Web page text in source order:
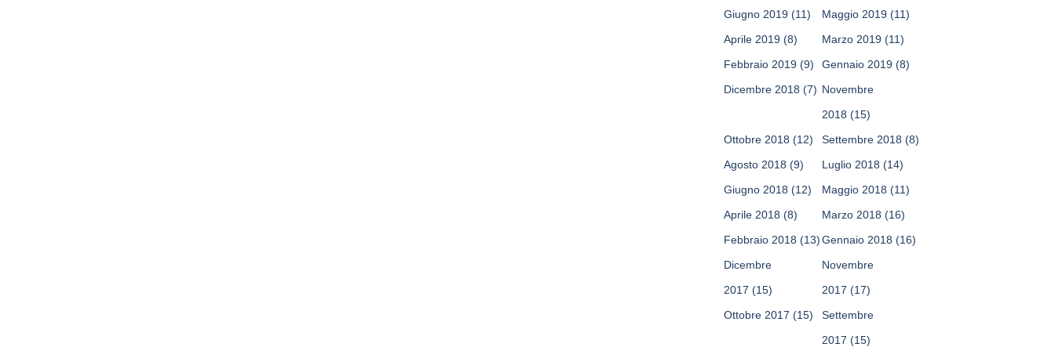
Giugno 2019 (11) Maggio 2019 (11)
Aprile 2019 (8) Marzo 2019 (11)
Febbraio 2019 (9) Gennaio 2019 (8)
Dicembre 2018 (7) Novembre
2018 (15)
Ottobre 2018 (12) Settembre 2018 (8)
Agosto 2018 (9) Luglio 2018 (14)
Giugno 2018 (12) Maggio 2018 (11)
Aprile 2018 (8) Marzo 2018 (16)
Febbraio 2018 (13)Gennaio 2018 (16)
Dicembre
2017 (15)
Novembre
2017 (17)
Ottobre 2017 (15)
Settembre
2017 (15)